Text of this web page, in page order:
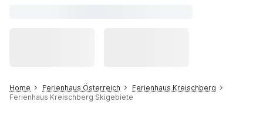
Home Ferienhaus Österreich
Ferienhaus Kreischberg
Ferienhaus Kreischberg Skigebiete